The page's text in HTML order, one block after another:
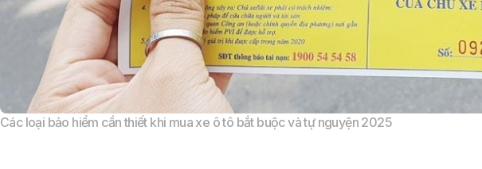
Các loại bảo hiểm cần thiết khi mua xe ô tô bắt buộc và tự nguyện 2025